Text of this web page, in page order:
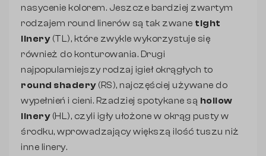
nasycenie kolorem. Jeszcze bardziej zwartym
rodzajem round linerów są tak zwane tight
linery(TL), które zwykle wykorzystuje się
również do konturowania. Drugi
najpopularniejszy rodzaj igieł okrągłych to
round shadery(RS), najczęściej używane do
wypełnień i cieni. Rzadziej spotykane są hollow
linery(HL), czyli igły ułożone w okrąg pusty w
środku, wprowadzający większą ilość tuszu niż
inne linery.